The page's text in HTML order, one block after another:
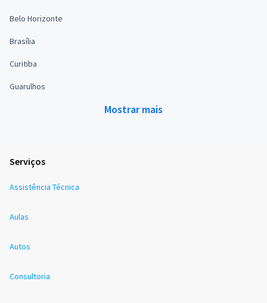
Belo Horizonte
Brasília
Curitiba
Guarulhos
Mostrar mais
Serviços
Assistência Técnica
Aulas
Autos
Consultoria